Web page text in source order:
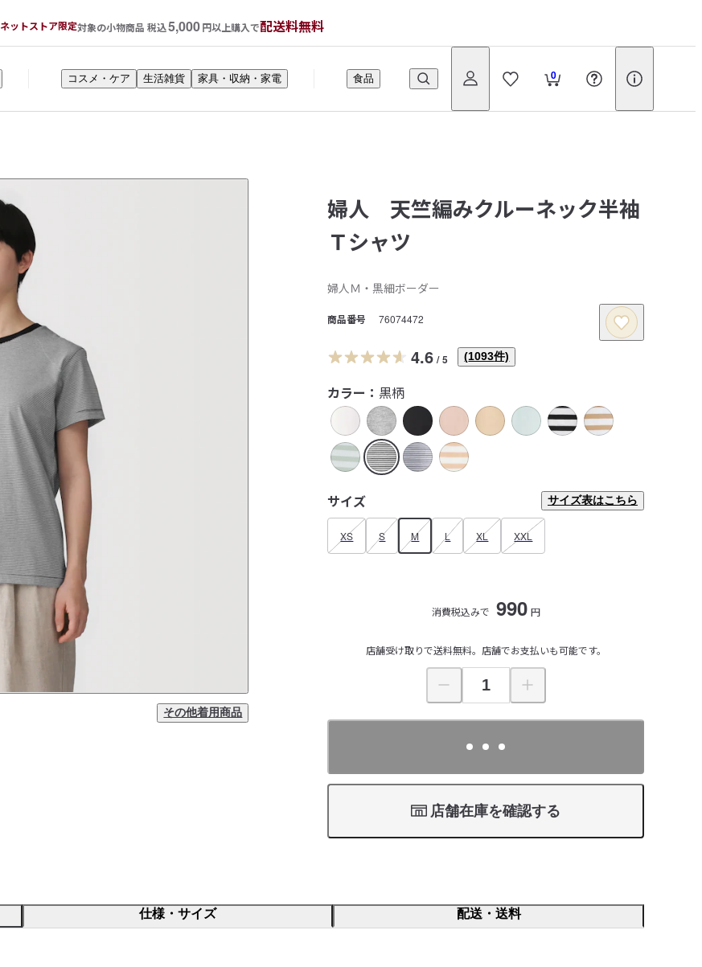
ネットストア限定対象の小物商品 税込5,000円以上購入で配送料無料
0
コスメ・ケア 生活雑貨 家具・収納・家電 食品
婦人 天竺編みクルーネック半袖
Ｔシャツ
婦人Ｍ・黒細ボーダー
商品番号 76074472
4.6 / 5 (1093件)
その他着用商品
カラー： 黒柄
サイズ サイズ表はこちら
XS S M L XL XXL
消費税込みで 990 円
店舗受け取りで送料無料。店舗でお支払いも可能です。
店舗在庫を確認する
仕様・サイズ 配送・送料